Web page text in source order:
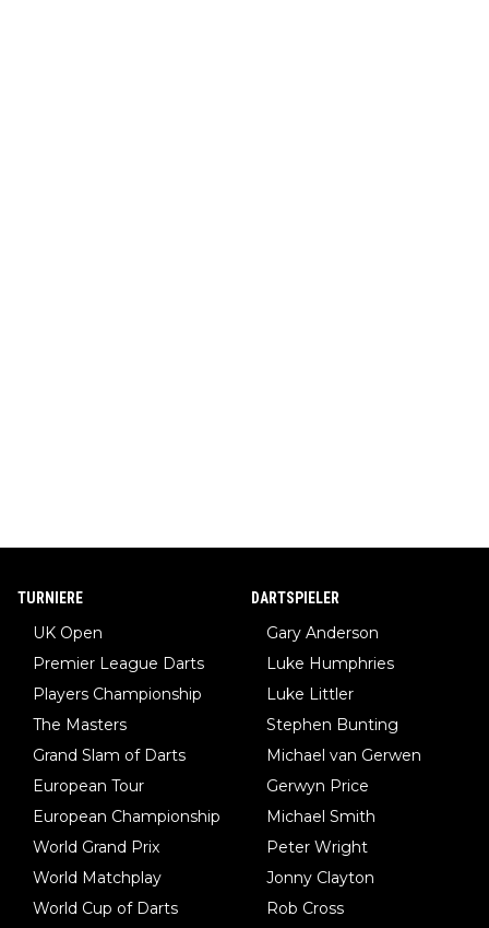
TURNIERE
UK Open
Premier League Darts
Players Championship
The Masters
Grand Slam of Darts
European Tour
European Championship
World Grand Prix
World Matchplay
World Cup of Darts
DARTSPIELER
Gary Anderson
Luke Humphries
Luke Littler
Stephen Bunting
Michael van Gerwen
Gerwyn Price
Michael Smith
Peter Wright
Jonny Clayton
Rob Cross